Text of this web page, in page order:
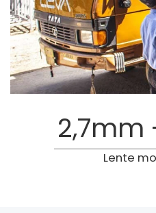
2,7mm
Lente